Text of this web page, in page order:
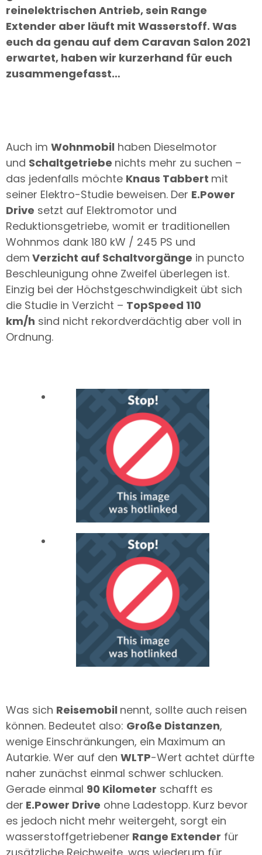
reinelektrischen Antrieb, sein Range
Extender aber läuft mit Wasserstoff. Was
euch da genau auf dem Caravan Salon 2021
erwartet, haben wir kurzerhand für euch
zusammengefasst…
Auch im Wohnmobil haben Dieselmotor
und Schaltgetriebe nichts mehr zu suchen –
das jedenfalls möchte Knaus Tabbert mit
seiner Elektro-Studie beweisen. Der E.Power
Drive setzt auf Elektromotor und
Reduktionsgetriebe, womit er traditionellen
Wohnmos dank 180 kW / 245 PS und
dem Verzicht auf Schaltvorgänge in puncto
Beschleunigung ohne Zweifel überlegen ist.
Einzig bei der Höchstgeschwindigkeit übt sich
die Studie in Verzicht – TopSpeed 110
km/h sind nicht rekordverdächtig aber voll in
Ordnung.
Was sich Reisemobil nennt, sollte auch reisen
können. Bedeutet also: Große Distanzen,
wenige Einschränkungen, ein Maximum an
Autarkie. Wer auf den WLTP-Wert achtet dürfte
naher zunächst einmal schwer schlucken.
Gerade einmal 90 Kilometer schafft es
der E.Power Drive ohne Ladestopp. Kurz bevor
es jedoch nicht mehr weitergeht, sorgt ein
wasserstoffgetriebener Range Extender für